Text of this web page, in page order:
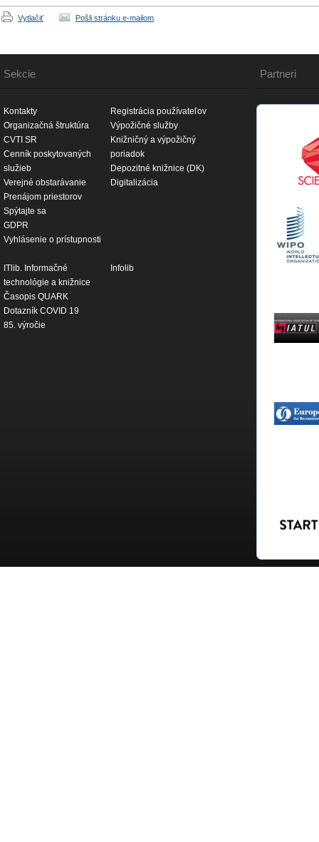
Vytlačiť Pošli stránku e-mailom
Sekcie
Kontakty
Organizačná štruktúra
CVTI SR
Cenník poskytovaných
služieb
Verejné obstarávanie
Prenájom priestorov
Spýtajte sa
GDPR
Vyhlásenie o prístupnosti
Registrácia používateľov
Výpožičné služby
Knižničný a výpožičný
poriadok
Depozitné knižnice (DK)
Digitalizácia
ITlib. Informačné
technológie a knižnice
Časopis QUARK
Dotazník COVID 19
85. výročie
Infolib
Partneri